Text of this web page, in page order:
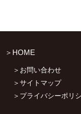
HOME
お問い合わせ
サイトマップ
プライバシーポリ